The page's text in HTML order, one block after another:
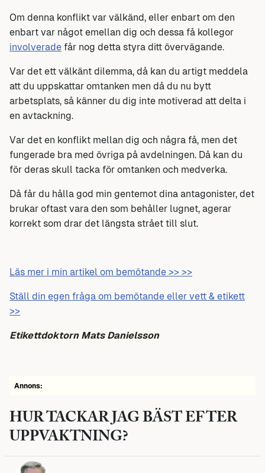
Om denna konflikt var välkänd, eller enbart om den
enbart var något emellan dig och dessa få kollegor
involverade får nog detta styra ditt övervägande.
Var det ett välkänt dilemma, då kan du artigt meddela
att du uppskattar omtanken men då du nu bytt
arbetsplats, så känner du dig inte motiverad att delta i
en avtackning.
Var det en konflikt mellan dig och några få, men det
fungerade bra med övriga på avdelningen. Då kan du
för deras skull tacka för omtanken och medverka.
Då får du hålla god min gentemot dina antagonister, det
brukar oftast vara den som behåller lugnet, agerar
korrekt som drar det längsta strået till slut.
Läs mer i min artikel om bemötande >> >>
Ställ din egen fråga om bemötande eller vett & etikett
>>
Etikettdoktorn Mats Danielsson
Annons:
HUR TACKAR JAG BÄST EFTER
UPPVAKTNING?